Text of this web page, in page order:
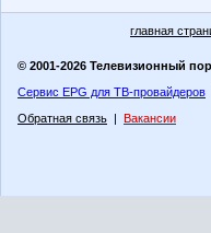
главная
© 2001-2026 Телевизионный
Сервис EPG для ТВ-провайдеров
Обратная связь | Вакансии